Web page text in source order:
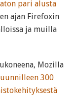
pari alusta
ajan Firefoxin
ja muilla
Mozilla
300